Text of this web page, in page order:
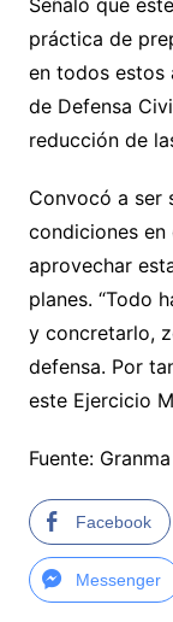
Señaló que
práctica de
en todos estos
de Defensa
reducción de
Convocó a ser
condiciones en
aprovechar
planes. “Todo
y concretarlo,
defensa. Por
este Ejercicio
Fuente: Granma
Facebook
Messenger